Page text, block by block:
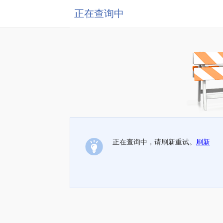
正在查询中
正在查询中，请刷新重试。 刷新